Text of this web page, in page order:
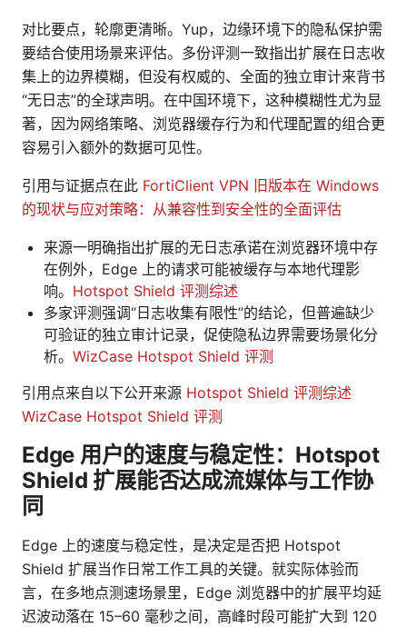
对比要点，轮廓更清晰。Yup，边缘环境下的隐私保护需
要结合使用场景来评估。多份评测一致指出扩展在日志收
集上的边界模糊，但没有权威的、全面的独立审计来背书
“无日志”的全球声明。在中国环境下，这种模糊性尤为显
著，因为网络策略、浏览器缓存行为和代理配置的组合更
容易引入额外的数据可见性。
引用与证据点在此 FortiClient VPN 旧版本在 Windows
的现状与应对策略：从兼容性到安全性的全面评估
来源一明确指出扩展的无日志承诺在浏览器环境中存
在例外，Edge 上的请求可能被缓存与本地代理影
响。 Hotspot Shield 评测综述
多家评测强调“日志收集有限性”的结论，但普遍缺少
可验证的独立审计记录，促使隐私边界需要场景化分
析。 WizCase Hotspot Shield 评测
引用点来自以下公开来源 Hotspot Shield 评测综述
WizCase Hotspot Shield 评测
Edge 用户的速度与稳定性：Hotspot
Shield 扩展能否达成流媒体与工作协
同
Edge 上的速度与稳定性，是决定是否把 Hotspot
Shield 扩展当作日常工作工具的关键。就实际体验而
言，在多地点测速场景里，Edge 浏览器中的扩展平均延
迟波动落在 15–60 毫秒之间，高峰时段可能扩大到 120